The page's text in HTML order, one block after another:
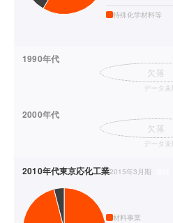
特殊化学材料等
1990年代
欠落
データ
2000年代
欠落
データ
2010年代東京応化工業2015年3月期
材料事業